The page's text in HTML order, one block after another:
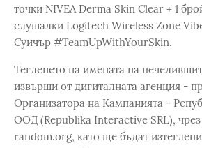
точки NIVEA Derma Skin Clear + 1
слушалки Logitech Wireless Zone
Суичър #TeamUpWithYourSkin.
Тегленето на имената на
извърши от дигиталната агенция -
Организатора на Кампанията -
ООД (Republika Interactive SRL),
random.org, като ще бъдат